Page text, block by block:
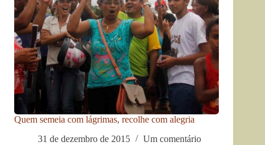
Quem semeia com lágrimas, recolhe com alegria
31 de dezembro de 2015
Um comentário